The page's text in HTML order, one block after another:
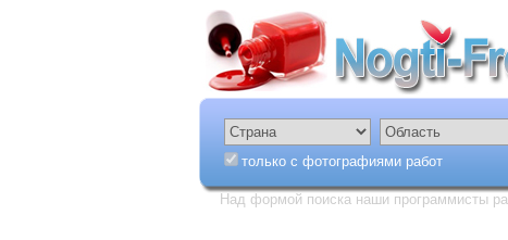
только с фотографиями работ
Над формой поиска наши программисты